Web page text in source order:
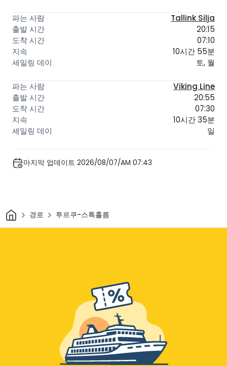
Tallink Silja
20:15
07:10
10시간 55분
토, 월
Viking Line
20:55
07:30
10시간 35분
일
마지막 업데이트 2026/08/07/AM 07:43
집 경로 투르쿠-스톡홀름